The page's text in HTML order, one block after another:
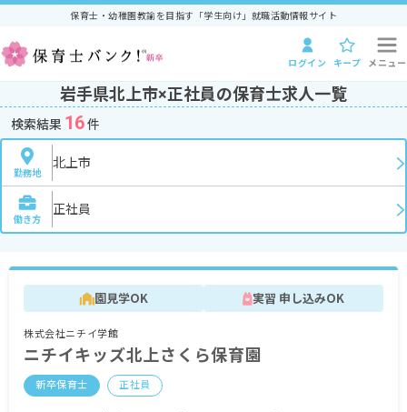
保育士・幼稚園教諭を目指す「学生向け」就職活動情報サイト
ログイン キープ メニュー
岩手県北上市×正社員の保育士求人一覧
検索結果 16件
勤務地
北上市
働き方
正社員
園見学OK 実習 申し込みOK
株式会社ニチイ学館
ニチイキッズ北上さくら保育園
新卒保育士 正社員